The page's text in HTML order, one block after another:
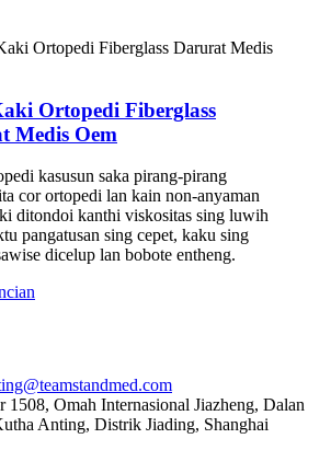
Ortopedi Fiberglass
Medis Oem
kasusun saka pirang-pirang
cor ortopedi lan kain non-anyaman
ditondoi kanthi viskositas sing luwih
pangatusan sing cepet, kaku sing
dicelup lan bobote entheng.
1508, Omah Internasional Jiazheng, Dalan
Anting, Distrik Jiading, Shanghai